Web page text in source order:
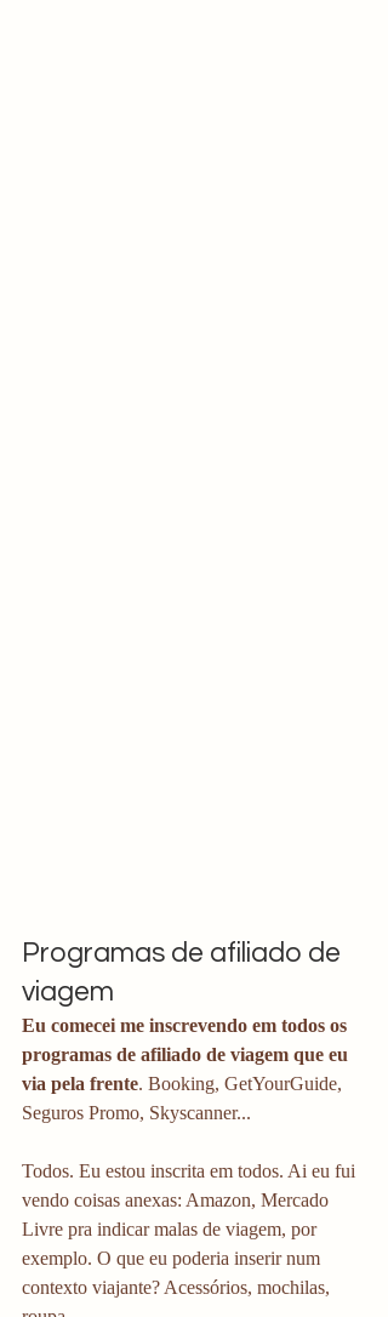
Programas de afiliado de
viagem
Eu comecei me inscrevendo em todos os
programas de afiliado de viagem que eu
via pela frente. Booking, GetYourGuide,
Seguros Promo, Skyscanner...
Todos. Eu estou inscrita em todos. Ai eu fui
vendo coisas anexas: Amazon, Mercado
Livre pra indicar malas de viagem, por
exemplo. O que eu poderia inserir num
contexto viajante? Acessórios, mochilas,